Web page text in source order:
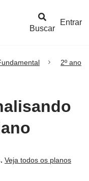
Buscar
Entrar
2º ano
Veja todos os planos